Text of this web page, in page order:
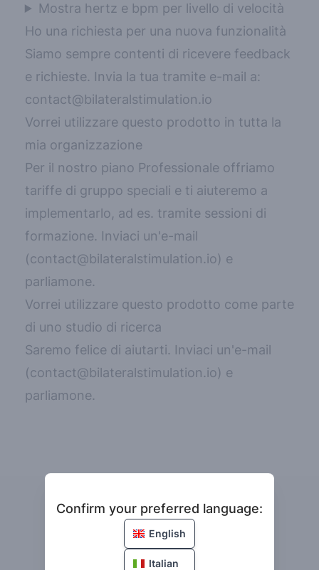
Confirm your preferred language:
English
Italian
Mostra hertz e bpm per livello di velocità
Ho una richiesta per una nuova funzionalità
Siamo sempre contenti di ricevere feedback
e richieste. Invia la tua tramite e-mail a:
contact@bilateralstimulation.io
Vorrei utilizzare questo prodotto in tutta la
mia organizzazione
Per il nostro piano Professionale offriamo
tariffe di gruppo speciali e ti aiuteremo a
implementarlo, ad es. tramite sessioni di
formazione. Inviaci un'e-mail
(contact@bilateralstimulation.io) e
parliamone.
Vorrei utilizzare questo prodotto come parte
di uno studio di ricerca
Saremo felice di aiutarti. Inviaci un'e-mail
(contact@bilateralstimulation.io) e
parliamone.